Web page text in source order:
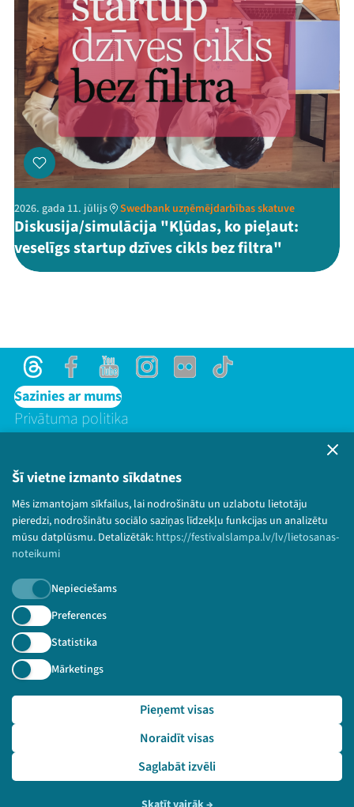
Šī vietne izmanto sīkdatnes
Mēs izmantojam sīkfailus, lai nodrošinātu un uzlabotu lietotāju
pieredzi, nodrošinātu sociālo saziņas līdzekļu funkcijas un analizētu
mūsu datplūsmu. Detalizētāk: https://festivalslampa.lv/lv/lietosanas-
noteikumi
Nepieciešams
Preferences
Statistika
Mārketings
Saglabāt izvēli
Noraidīt visas
Pieņemt visas
2026. gada 11. jūlijs Swedbank uzņēmējdarbības skatuve
Diskusija/simulācija "Kļūdas, ko pieļaut:
veselīgs startup dzīves cikls bez filtra"
ThreadsFacebookYoutubeInstagram
Flick TikTok
Sazinies ar mums
Privātuma politika
© 2026 Sarunu festivāls LAMPA Visas tiesības
paturētas.
Piesakies jaunumiem!
Nepalaid garām aktuālāko informāciju!
Pieteikties
🔗 https://festivalslampa.lv/lv/video-arhivs/2234?sp
eaker=Labkl%C4%81j%C4%ABbas%20ministrija&speaker_id=
570